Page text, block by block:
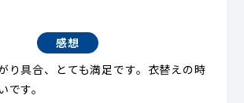
感想
り具合、とても満足です。衣替えの時
です。